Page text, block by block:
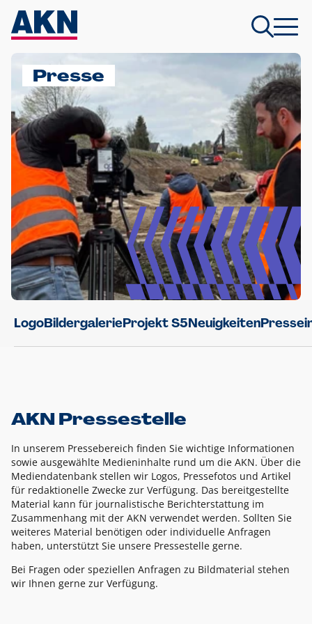
Presse
LogoBildergalerieProjekt S5Neuigkeiten
AKN Pressestelle
In unserem Pressebereich finden Sie wichtige Informationen
sowie ausgewählte Medieninhalte rund um die AKN. Über die
Mediendatenbank stellen wir Logos, Pressefotos und Artikel
für redaktionelle Zwecke zur Verfügung. Das bereitgestellte
Material kann für journalistische Berichterstattung im
Zusammenhang mit der AKN verwendet werden. Sollten Sie
weiteres Material benötigen oder individuelle Anfragen
haben, unterstützt Sie unsere Pressestelle gerne.
Bei Fragen oder speziellen Anfragen zu Bildmaterial stehen
wir Ihnen gerne zur Verfügung.